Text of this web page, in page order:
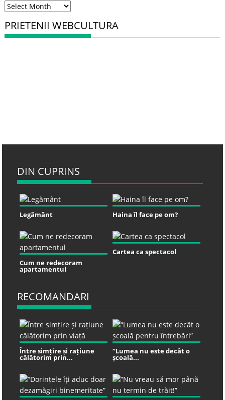
Arhiva
PRIETENII WEBCULTURA
DIN CUPRINS
Legământ Haina îl face pe om?
Cum ne redecoram
apartamentul
Cartea ca spectacol
RECOMANDARI
Între simțire și rațiune
călătorim prin...
“Lumea nu este decât o
școală...